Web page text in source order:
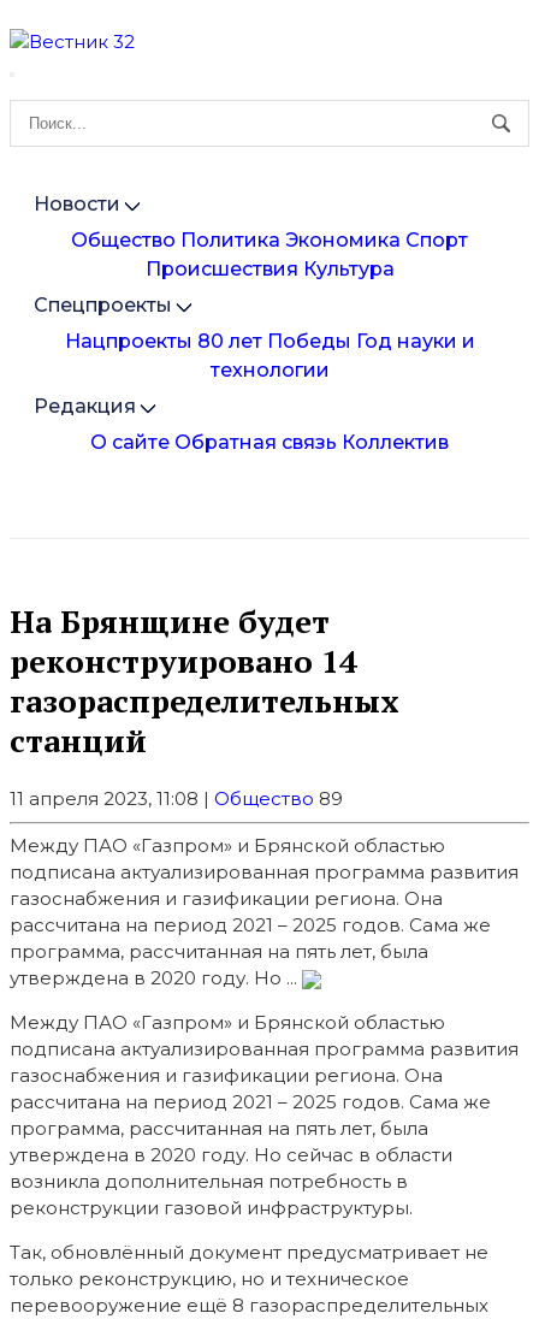
Новости
Общество Политика Экономика Спорт
Происшествия Культура
Спецпроекты
Нацпроекты 80 лет Победы Год науки и
технологии
Редакция
О сайте Обратная связь Коллектив
На Брянщине будет
реконструировано 14
газораспределительных
станций
11 апреля 2023, 11:08 | Общество 89
Между ПАО «Газпром» и Брянской областью
подписана актуализированная программа развития
газоснабжения и газификации региона. Она
рассчитана на период 2021 – 2025 годов. Сама же
программа, рассчитанная на пять лет, была
утверждена в 2020 году. Но ...
Между ПАО «Газпром» и Брянской областью
подписана актуализированная программа развития
газоснабжения и газификации региона. Она
рассчитана на период 2021 – 2025 годов. Сама же
программа, рассчитанная на пять лет, была
утверждена в 2020 году. Но сейчас в области
возникла дополнительная потребность в
реконструкции газовой инфраструктуры.
Так, обновлённый документ предусматривает не
только реконструкцию, но и техническое
перевооружение ещё 8 газораспределительных